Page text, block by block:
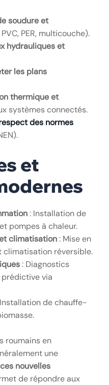
soudure et
PER, multicouche).
hydrauliques et
les plans
thermique et
systèmes connectés.
des normes
et
: Installation de
pompes à chaleur.
climatisation: Mise en
climatisation réversible.
: Diagnostics
via
de chauffe-
roumains en
une
nouvelles
de répondre aux